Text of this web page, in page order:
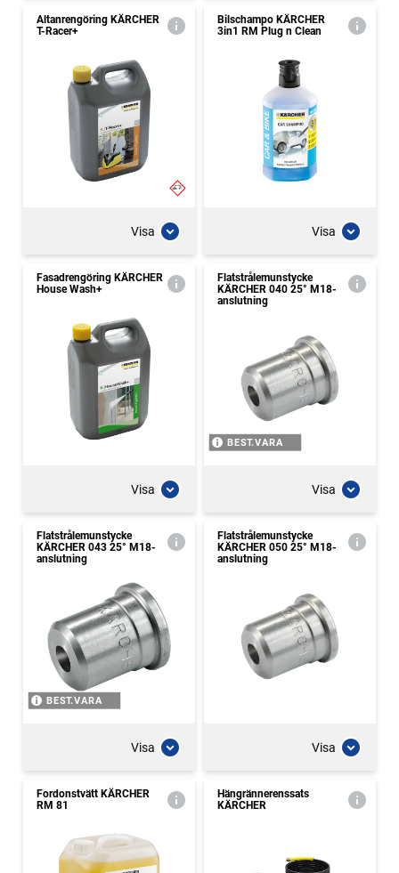
Altanrengöring KÄRCHER
T-Racer+
Visa
Bilschampo KÄRCHER
3in1 RM Plug n Clean
Visa
Fasadrengöring KÄRCHER
House Wash+
Visa
Flatstrålemunstycke
KÄRCHER 040 25° M18-
anslutning
BEST.VARA
Visa
Flatstrålemunstycke
KÄRCHER 043 25° M18-
anslutning
BEST.VARA
Visa
Flatstrålemunstycke
KÄRCHER 050 25° M18-
anslutning
Visa
Fordonstvätt KÄRCHER
RM 81
Hängrännerenssats
KÄRCHER